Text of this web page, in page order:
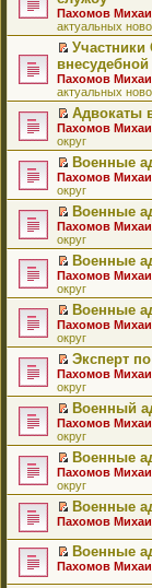
н
и
ю
о
б
щ
е
н
и
ю
м
у
с
о
о
б
щ
е
н
и
ю
т
а
н
н
о
м
у
с
о
о
б
щ
е
н
и
ю
п
р
о
ч
и
т
а
н
н
о
м
у
с
о
о
б
щ
е
н
и
ю
о
м
у
н
е
п
р
о
ч
и
т
а
н
н
о
м
у
с
о
о
б
щ
е
н
и
ю
и
к
п
е
р
в
о
м
у
н
е
п
р
о
ч
и
т
а
н
н
о
м
у
с
о
о
б
щ
е
н
и
ю
е
р
е
й
т
и
к
п
е
р
в
о
м
у
н
е
п
р
о
ч
и
т
а
н
н
о
м
у
с
о
о
б
щ
е
н
и
ю
Пахомов
актуальных
П
е
р
е
й
т
и
к
п
е
р
в
о
м
у
н
е
п
р
о
ч
и
т
а
н
н
о
м
у
с
о
о
б
щ
е
н
ю
Пахомов
актуальных
П
е
р
е
й
т
и
к
п
е
р
в
о
м
у
н
е
п
р
о
ч
и
т
а
н
н
о
м
у
с
о
б
щ
е
н
Адвокаты
Пахомов
округ
П
е
р
е
й
т
и
к
п
е
р
в
о
м
у
н
е
п
р
о
ч
и
т
а
н
н
о
м
у
с
о
Военные
Пахомов
округ
П
е
р
е
й
т
и
к
п
е
р
в
о
м
у
н
е
п
р
о
ч
и
т
а
н
н
о
Военные
Пахомов
округ
П
е
р
е
й
т
и
к
п
е
р
в
о
м
у
н
е
п
р
о
и
т
а
Военные
Пахомов
округ
П
е
р
е
й
т
и
к
п
е
р
в
о
м
у
н
п
р
о
ч
Военные
Пахомов
округ
П
е
р
е
й
т
и
к
п
е
р
в
о
м
у
н
Эксперт
Пахомов
округ
П
е
р
е
й
т
и
к
п
е
р
в
Военный
Пахомов
округ
П
е
р
е
й
и
к
п
Военные
Пахомов
округ
П
р
е
й
т
Военные
Пахомов
П
Военные
Пахомов